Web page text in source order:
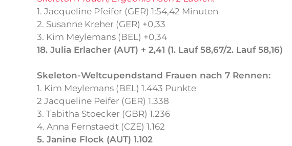
1. Jacqueline Pfeifer (GER) 1:54,42 Minuten
2. Susanne Kreher (GER) +0,33
3. Kim Meylemans (BEL) +0,34
18. Julia Erlacher (AUT) + 2,41 (1. Lauf 58,67/2. Lauf 58,16)
Skeleton-Weltcupendstand Frauen nach 7 Rennen:
1. Kim Meylemans (BEL) 1.443 Punkte
2 Jacqueline Peifer (GER) 1.338
3. Tabitha Stoecker (GBR) 1.236
4. Anna Fernstaedt (CZE) 1.162
5. Janine Flock (AUT) 1.102